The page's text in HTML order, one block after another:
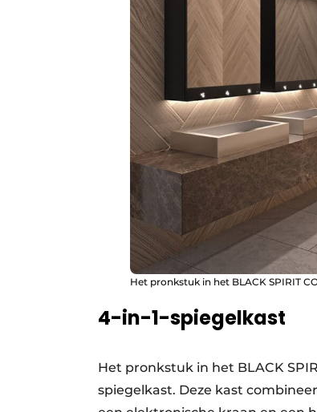
Het pronkstuk in het BLACK SPIRIT
4-in-1-spiegelkast
Het pronkstuk in het BLACK
spiegelkast. Deze kast